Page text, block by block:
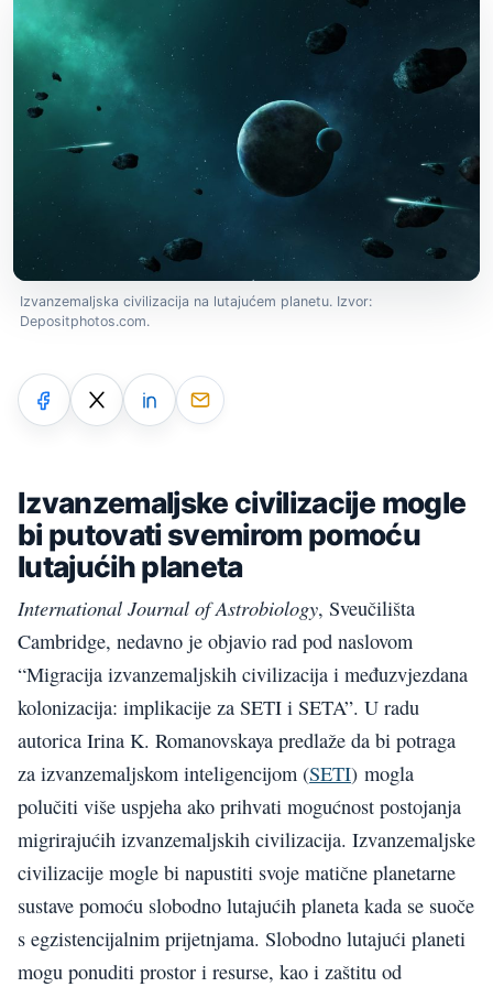
Izvanzemaljska civilizacija na lutajućem planetu. Izvor:
Depositphotos.com.
Izvanzemaljske civilizacije mogle
bi putovati svemirom pomoću
lutajućih planeta
International Journal of Astrobiology, Sveučilišta
Cambridge, nedavno je objavio rad pod naslovom
“Migracija izvanzemaljskih civilizacija i međuzvjezdana
kolonizacija: implikacije za SETI i SETA”. U radu
autorica Irina K. Romanovskaya predlaže da bi potraga
za izvanzemaljskom inteligencijom (SETI) mogla
polučiti više uspjeha ako prihvati mogućnost postojanja
migrirajućih izvanzemaljskih civilizacija. Izvanzemaljske
civilizacije mogle bi napustiti svoje matične planetarne
sustave pomoću slobodno lutajućih planeta kada se suoče
s egzistencijalnim prijetnjama. Slobodno lutajući planeti
mogu ponuditi prostor i resurse, kao i zaštitu od